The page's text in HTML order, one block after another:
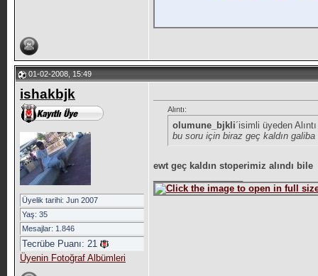
01-02-2008, 15:49
ishakbjk
Üyelik tarihi: Jun 2007
Yaş: 35
Mesajlar: 1.846
Tecrübe Puanı: 21
Üyenin Fotoğraf Albümleri
Alıntı:
olumune_bjkli´isimli üyeden
bu soru için biraz geç kaldın galiba
ewt geç kaldın stoperimiz alındı bile